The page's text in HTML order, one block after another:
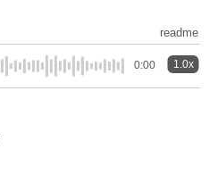
readme
0:00 1.0x